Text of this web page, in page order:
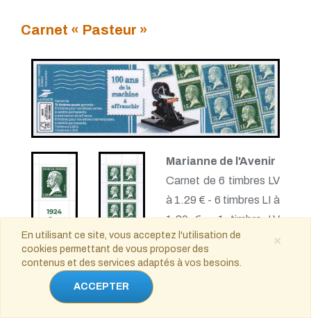
Carnet « Pasteur »
Marianne de l'Avenir
Carnet de 6 timbres LV
à 1.29 € - 6 timbres LI à
1.80 € - 1 timbre LV
100g à 2.32 € - 1
timbre à 3.70 €
×
En utilisant ce site, vous acceptez l'utilisation de
cookies permettant de vous proposer des
contenus et des services adaptés à vos besoins.
ACCEPTER